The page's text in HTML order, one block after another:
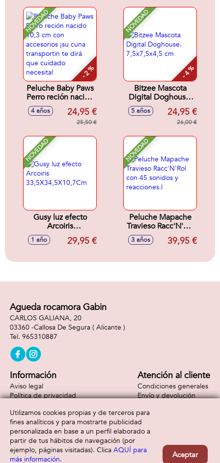
más de 50 sonidos
y reacciones -
Modelos surtidos
Baby Care Clinic
NOVEDAD
- 2 %
Peluche Baby Paws
Perro reción nacido
10,3 cm con
accesorios ¡su cuna
transportin te dirá
necesita!
4 años 24,95 €
25,50 €
NOVEDAD
- 4 %
Bitzee Mascota
Digital Doghouse.
7,5x7,5x4,5 cm
5 años 24,95 €
26,00 €
NOVEDAD
Gusy luz efecto
Arcoiris
33,5X34,5X10,7Cm
1 año 29,95 €
NOVEDAD
Peluche Mapache
Travieso Racc'N'Rol
con 45 sonidos y
reacciones.l
3 años 39,95 €
Agueda rocamora Gabin
CARLOS GALIANA, 20
03360 -Callosa De Segura ( Alicante )
965310887
Información
Aviso legal
Política de privacidad
Atención al cliente
Condiciones generales
Envío y devolución
Formas de pago
Utilizamos cookies propias y de terceros para
fines analíticos y para mostrarte publicidad
personalizada en base a un perfil elaborado a
partir de tus hábitos de navegación (por
ejemplo, páginas visitadas). Clica AQUÍ para
más información. Aceptar